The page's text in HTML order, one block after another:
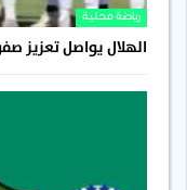
رياضة محلية
الهلال يواصل تعزيز